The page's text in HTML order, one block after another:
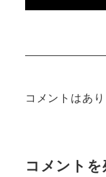
コメントはあり
コメント